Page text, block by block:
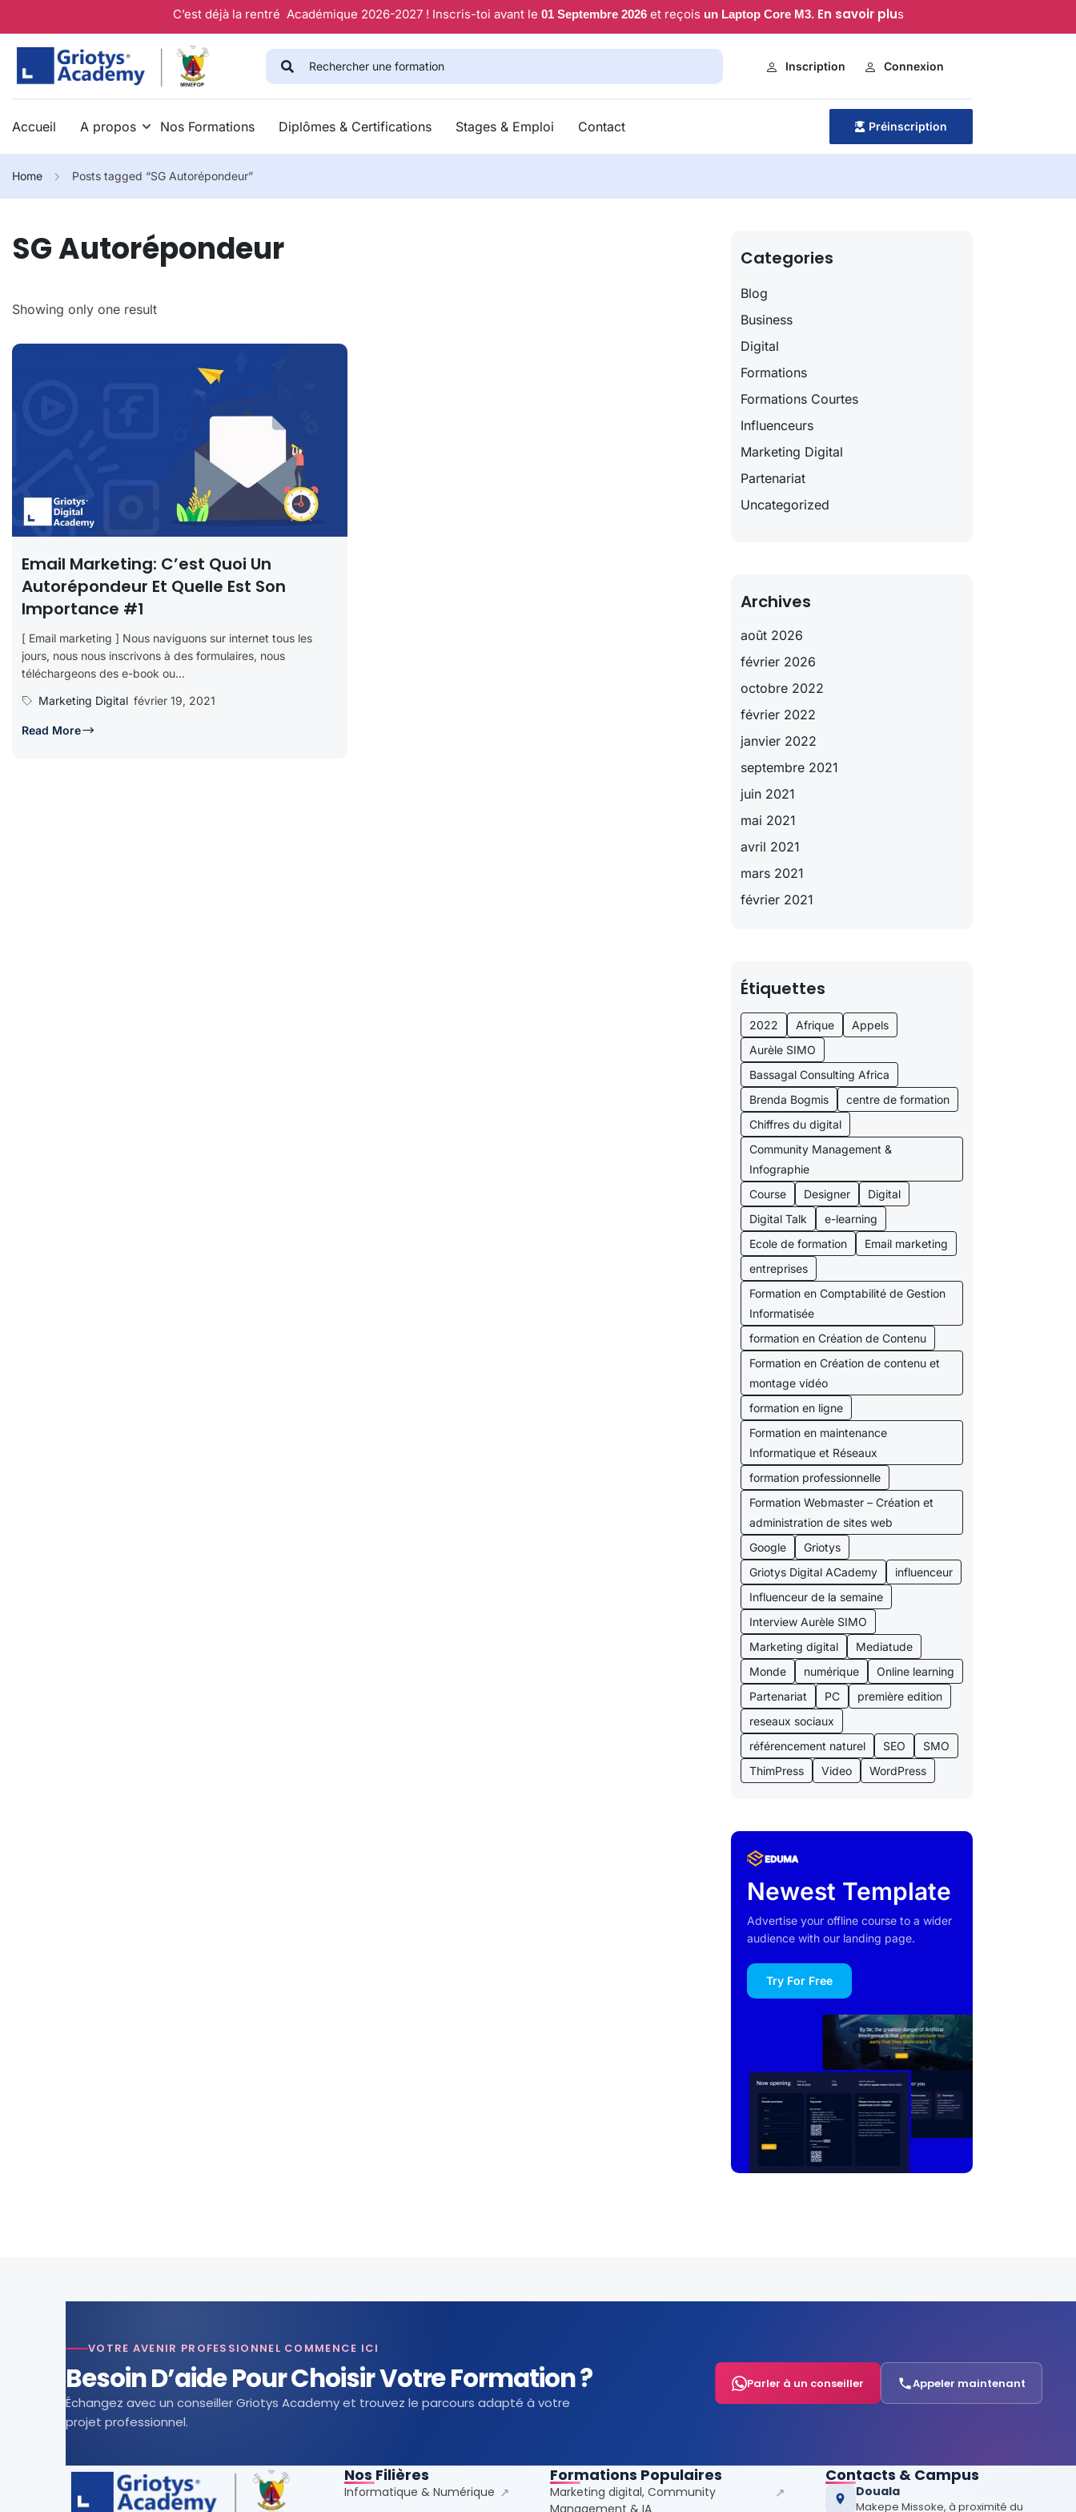
C’est déjà la rentré Académique 2026-2027 ! Inscris-toi avant le 01 Septembre 2026 et reçois un Laptop Core M3. En savoir plus
Inscription Connexion
Accueil A propos Nos Formations Diplômes & Certifications Stages & Emploi Contact Préinscription
Home Posts tagged “SG Autorépondeur”
SG Autorépondeur
Showing only one result
Email Marketing: C’est Quoi Un
Autorépondeur Et Quelle Est Son
Importance #1
[ Email marketing ] Nous naviguons sur internet tous les
jours, nous nous inscrivons à des formulaires, nous
téléchargeons des e-book ou...
Marketing Digital février 19, 2021
Read More
Categories
Blog
Business
Digital
Formations
Formations Courtes
Influenceurs
Marketing Digital
Partenariat
Uncategorized
Archives
août 2026
février 2026
octobre 2022
février 2022
janvier 2022
septembre 2021
juin 2021
mai 2021
avril 2021
mars 2021
février 2021
Étiquettes
2022 Afrique
Appels
Aurèle SIMO
Bassagal Consulting Africa
Brenda Bogmis
centre de formation
Chiffres du digital
Community Management &
Infographie
Course
Designer
Digital
Digital Talk
e-learning
Ecole de formation
Email marketing
entreprises
Formation en Comptabilité de Gestion
Informatisée
formation en Création de Contenu
Formation en Création de contenu et
montage vidéo
formation en ligne
Formation en maintenance
Informatique et Réseaux
formation professionnelle
Formation Webmaster – Création et
administration de sites web
Google
Griotys
Griotys Digital ACademy
influenceur
Influenceur de la semaine
Interview Aurèle SIMO
Marketing digital
Mediatude
Monde
numérique
Online learning
Partenariat
PC
première edition
reseaux sociaux
référencement naturel
SEO
SMO
ThimPress
Video WordPress
Newest Template
Advertise your offline course to a wider
audience with our landing page.
Try For Free
VOTRE AVENIR PROFESSIONNEL COMMENCE ICI
Besoin D’aide Pour Choisir Votre Formation ?
Échangez avec un conseiller Griotys Academy et trouvez le parcours adapté à votre
projet professionnel.
Parler à un conseiller Appeler maintenant
Nos Filières
Informatique & Numérique ↗
Formations Populaires
Marketing digital, Community
Management & IA
↗
Contacts & Campus
Douala
Makepe Missoke, à proximité du